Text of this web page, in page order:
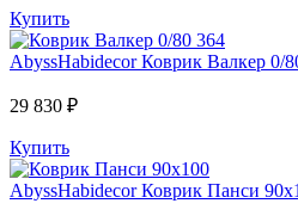
Купить
AbyssHabidecor Коврик Валкер 0/
29 830 ₽
Купить
AbyssHabidecor Коврик Панси